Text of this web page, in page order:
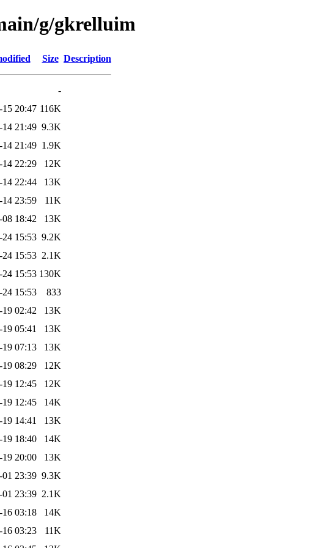
g/gkrelluim
Size Description
-
15 20:47 116K
14 21:49 9.3K
14 21:49 1.9K
14 22:29
12K
14 22:44
13K
14 23:59
11K
18:42
13K
24 15:53 9.2K
24 15:53 2.1K
24 15:53 130K
24 15:53
833
02:42
13K
05:41
13K
19 07:13
13K
19 08:29
12K
19 12:45
12K
19 12:45
14K
14:41
13K
19 18:40
14K
19 20:00
13K
01 23:39 9.3K
01 23:39 2.1K
16 03:18
14K
16 03:23
11K